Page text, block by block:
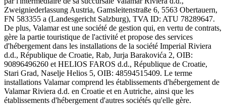
Zweigniederlassung Austria, Gamsleitenstraße 6, 5563 Obertauern,
FN 583355 a (Landesgericht Salzburg), TVA ID: ATU 78289647.
De plus, Valamar est une société de gestion qui, en vertu de contrats,
gère la partie touristique de l'activité et propose des services
d'hébergement dans les installations de la société Imperial Riviera
d.d., République de Croatie, Rab, Jurja Barakovića 2, OIB:
90896496260 et HELIOS FAROS d.d., République de Croatie,
Stari Grad, Naselje Helios 5, OIB: 48594515409. Le terme
installations Valamar comprend les établissements d'hébergement de
Valamar Riviera d.d. en Croatie et en Autriche, ainsi que les
établissements d'hébergement d'autres sociétés qu'elle gère.